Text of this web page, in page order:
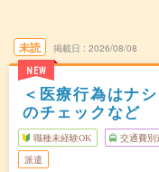
未読
NEW
掲載日 2026/08/08
＜医療行為はナ
のチェックなど
職種未経験OK 交通費別
派遣